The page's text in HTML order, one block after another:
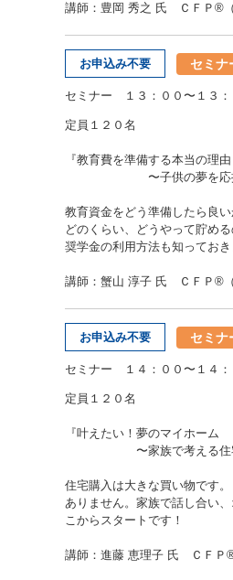
講師：豊岡 秀之 氏 ＣＦＰ®（
お申込み不要 セミナ
セミナー １３：００〜１３：
定員１２０名
『教育費を準備する本当の理由
〜子供の夢を応援する
教育資金をどう準備したら良
どのくらい、どうやって貯め
奨学金の利用方法も知っておき
講師：蟹山 淳子 氏 ＣＦＰ®（
お申込み不要 セミナ
セミナー １４：００〜１４：
定員１２０名
『叶えたい！夢のマイホーム
〜家族で考える住宅購
住宅購入は大きな買い物です
ありません。家族で話し合い
こからスタートです！
講師：進藤 恵理子 氏 ＣＦＰ®